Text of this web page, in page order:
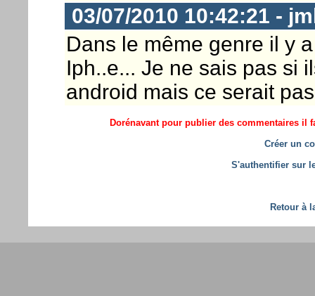
03/07/2010 10:42:21 -
Dans le même genre il y
Iph..e... Je ne sais pas si
android mais ce serait
Dorénavant pour publier des commentaires il
Créer un
S'authentifier sur
Retour à